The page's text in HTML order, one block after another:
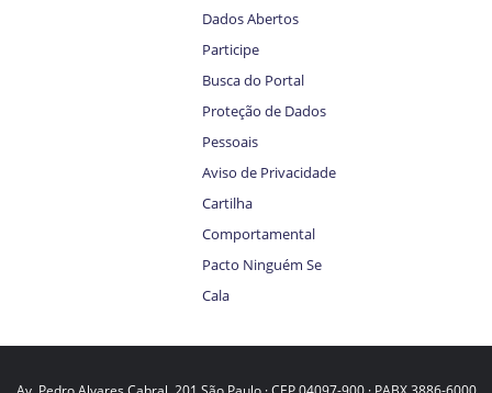
Dados Abertos
Participe
Busca do Portal
Proteção de Dados
Pessoais
Aviso de Privacidade
Cartilha
Comportamental
Pacto Ninguém Se
Cala